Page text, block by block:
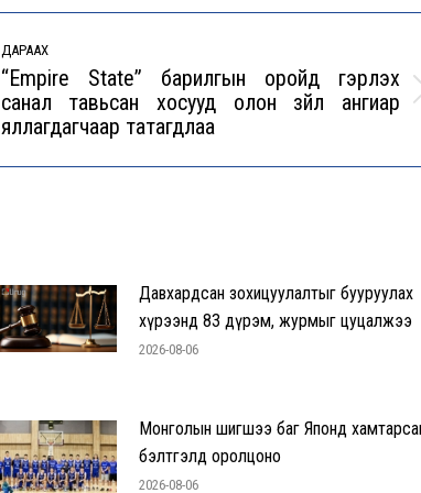
ДАРААХ
Next
post:
“Empire State” барилгын оройд гэрлэх
санал тавьсан хосууд олон зүйл ангиар
яллагдагчаар татагдлаа
Давхардсан зохицуулалтыг бууруулах
хүрээнд 83 дүрэм, журмыг цуцалжээ
2026-08-06
Монголын шигшээ баг Японд
бэлтгэлд оролцоно
2026-08-06